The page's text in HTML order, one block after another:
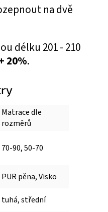
na dvě
délku 201 - 210
20%.
Matrace dle
rozměrů
70-90, 50-70
PUR pěna, Visko
tuhá, střední